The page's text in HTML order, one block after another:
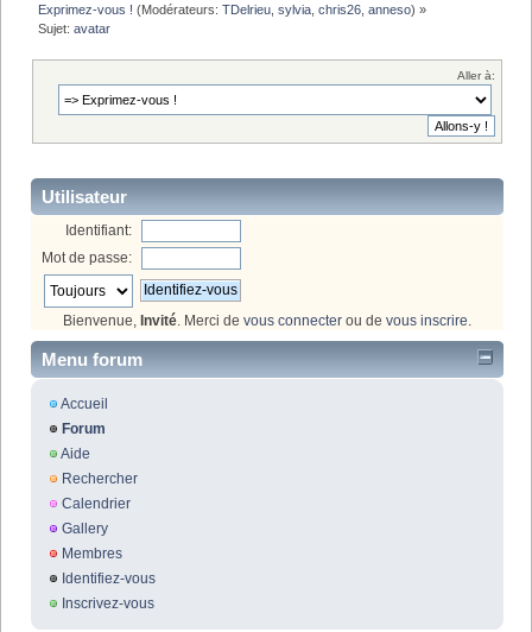
Exprimez-vous ! (Modérateurs:TDelrieu ,sylvia ,chris26 ,anneso) »
Sujet:avatar
Aller à:
Utilisateur
Identifiant:
Mot de passe:
Bienvenue, Invité. Merci de vous connecter ou de vous inscrire.
Menu forum
Accueil
Forum
Aide
Rechercher
Calendrier
Gallery
Membres
Identifiez-vous
Inscrivez-vous